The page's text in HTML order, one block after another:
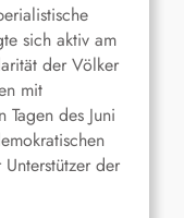
sich aktiv am
der Völker
mit
des Juni
der